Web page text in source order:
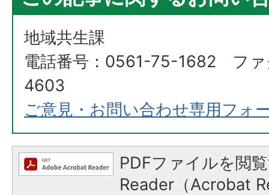
地域共生課
電話番号：0561-75-1682 フ
4603
ご意見・お問い合わせ専用フォ
PDFファイルを閲
Reader（Acrobat